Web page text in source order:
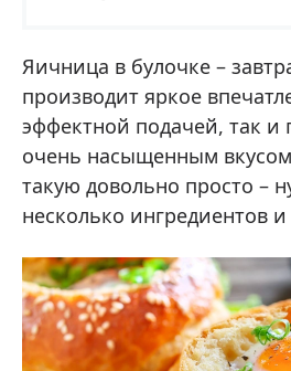
Яичница в булочке –
производит яркое
эффектной подачей, так
очень насыщенным
такую довольно просто –
несколько ингредиентов